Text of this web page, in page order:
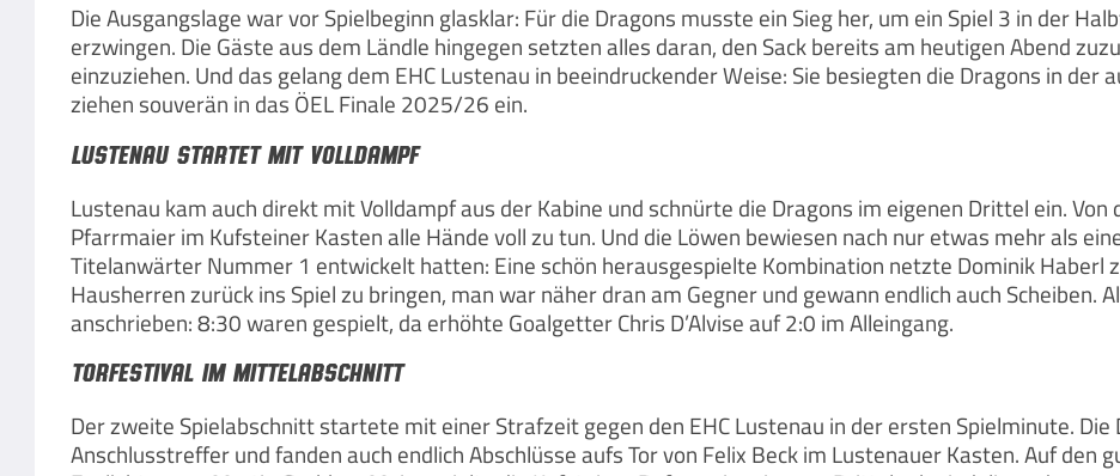
Die Ausgangslage war vor Spielbeginn glasklar: Für die Dragons musste ein Sieg her, um ein Spiel 3 in der
erzwingen. Die Gäste aus dem Ländle hingegen setzten alles daran, den Sack bereits am heutigen Abend
einzuziehen. Und das gelang dem EHC Lustenau in beeindruckender Weise: Sie besiegten die Dragons in
ziehen souverän in das ÖEL Finale 2025/26 ein.
Lustenau startet mit Volldampf
Lustenau kam auch direkt mit Volldampf aus der Kabine und schnürte die Dragons im eigenen Drittel ein.
Pfarrmaier im Kufsteiner Kasten alle Hände voll zu tun. Und die Löwen bewiesen nach nur etwas mehr als
Titelanwärter Nummer 1 entwickelt hatten: Eine schön herausgespielte Kombination netzte Dominik Haberl
Hausherren zurück ins Spiel zu bringen, man war näher dran am Gegner und gewann endlich auch Scheiben.
anschrieben: 8:30 waren gespielt, da erhöhte Goalgetter Chris D’Alvise auf 2:0 im Alleingang.
Torfestival im Mittelabschnitt
Der zweite Spielabschnitt startete mit einer Strafzeit gegen den EHC Lustenau in der ersten Spielminute. Die
Anschlusstreffer und fanden auch endlich Abschlüsse aufs Tor von Felix Beck im Lustenauer Kasten. Auf den